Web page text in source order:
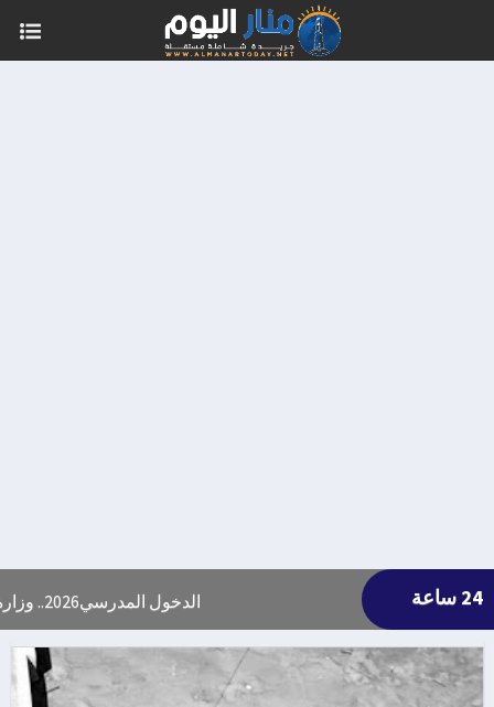
24 ساعة الدخول المدرسي2026.. وزارة التربية الوطنية تعلن موعد التحاق إلتلاميذ والأطرالإدارية والتربوية